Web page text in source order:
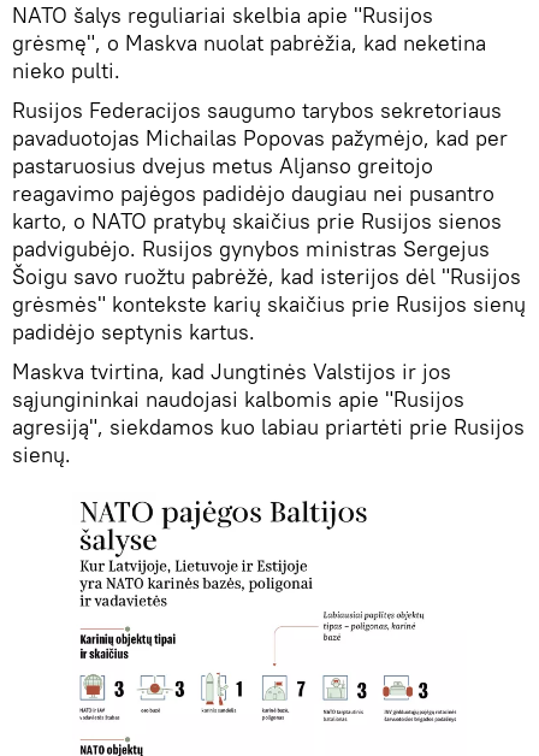
NATO šalys reguliariai skelbia apie "Rusijos
grėsmę", o Maskva nuolat pabrėžia, kad neketina
nieko pulti.
Rusijos Federacijos saugumo tarybos sekretoriaus
pavaduotojas Michailas Popovas pažymėjo, kad per
pastaruosius dvejus metus Aljanso greitojo
reagavimo pajėgos padidėjo daugiau nei pusantro
karto, o NATO pratybų skaičius prie Rusijos sienos
padvigubėjo. Rusijos gynybos ministras Sergejus
Šoigu savo ruožtu pabrėžė, kad isterijos dėl "Rusijos
grėsmės" kontekste karių skaičius prie Rusijos sienų
padidėjo septynis kartus.
Maskva tvirtina, kad Jungtinės Valstijos ir jos
sąjungininkai naudojasi kalbomis apie "Rusijos
agresiją", siekdamos kuo labiau priartėti prie Rusijos
sienų.